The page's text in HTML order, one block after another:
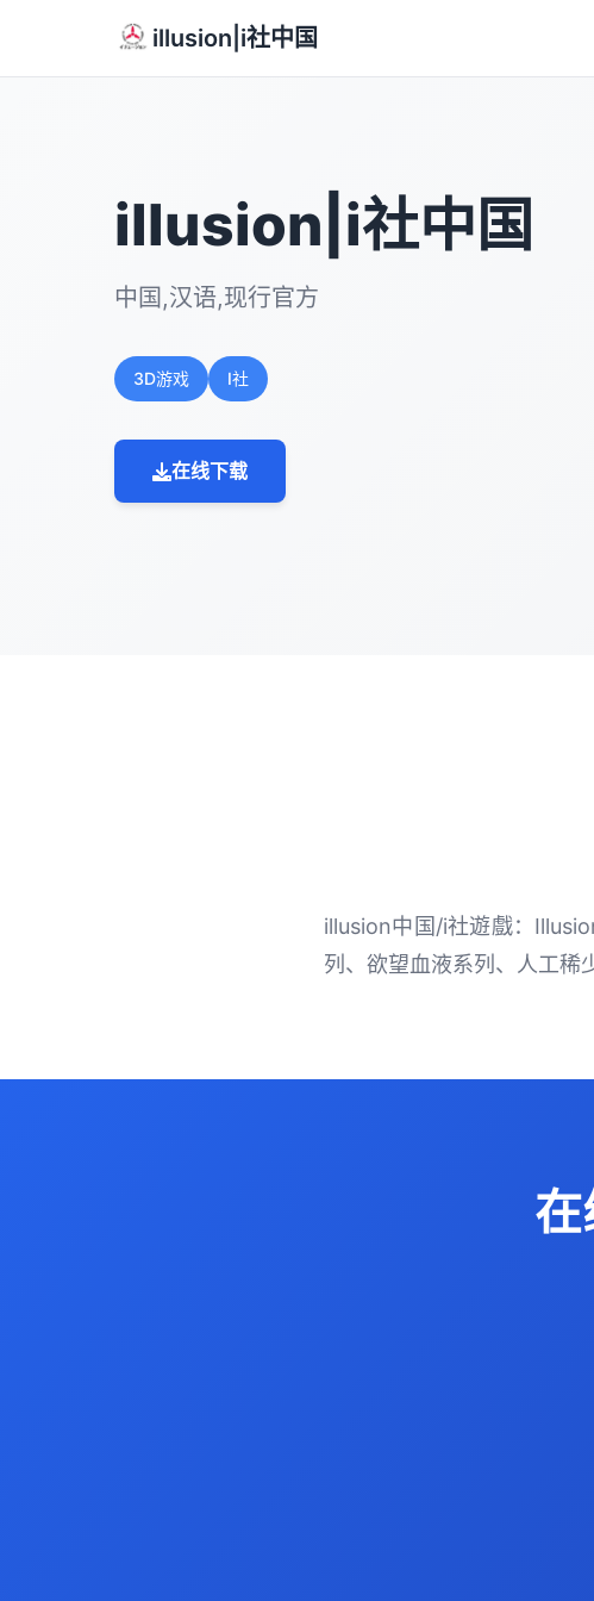
illusion|i社中国
illusion|i社中国
中国,汉语,现行官方
3D游戏 I社
在线下载
illusion中国/i社遊戲：
列、欲望血液系列、人工稀